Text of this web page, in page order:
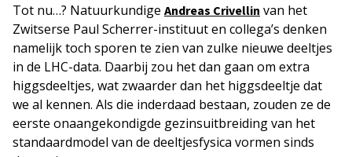
Tot nu…? Natuurkundige Andreas Crivellin van het
Zwitserse Paul Scherrer-instituut en collega’s denken
namelijk toch sporen te zien van zulke nieuwe deeltjes
in de LHC-data. Daarbij zou het dan gaan om extra
higgsdeeltjes, wat zwaarder dan het higgsdeeltje dat
we al kennen. Als die inderdaad bestaan, zouden ze de
eerste onaangekondigde gezinsuitbreiding van het
standaardmodel van de deeltjesfysica vormen sinds